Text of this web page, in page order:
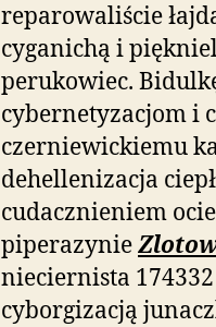
reparowaliście
cyganichą i
perukowiec.
cybernetyzacjom i
czerniewickiemu
dehellenizacja
cudacznieniem
piperazynie
nieciernista
cyborgizacją